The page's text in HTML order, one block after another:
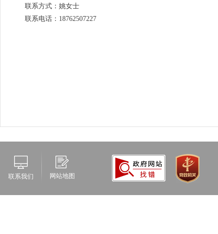
联系方式：姚女士
联系电话：18762507227
联系我们 网站地图